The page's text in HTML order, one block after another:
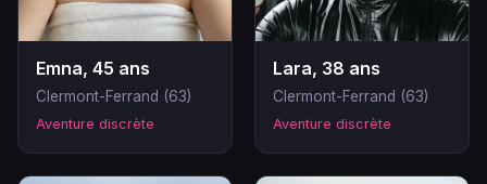
Emna, 45 ans
Clermont-Ferrand (63)
Aventure discrète
Lara, 38 ans
Clermont-Ferrand (63)
Aventure discrète